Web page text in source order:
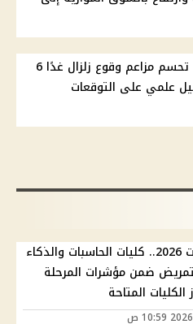
البحوث الفلكية تحسم مزاعم وقوع زلزال غدًا 6
علمي على التوقعات
تنسيق الجامعات 2026.. كليات الحاسبات والذكاء
ضمن مؤشرات المرحلة
الكليات المتاحة